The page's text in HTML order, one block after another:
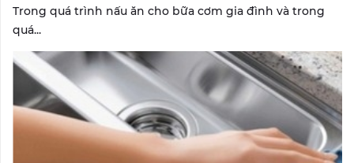
Trong quá trình nấu ăn cho bữa cơm gia đình và trong
quá...